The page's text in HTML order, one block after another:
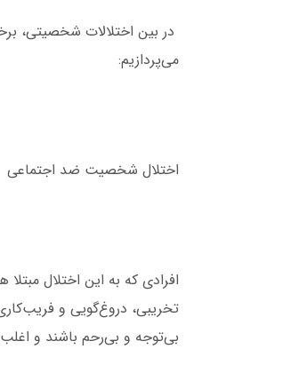
در بین اختلالات شخصیتی،
می‌پردازیم:
اختلال شخصیت ضد اجتماعی
افرادی که به این اختلال
تخریبی، دروغ‌گویی و
بی‌توجه و بی‌رحم باشند و